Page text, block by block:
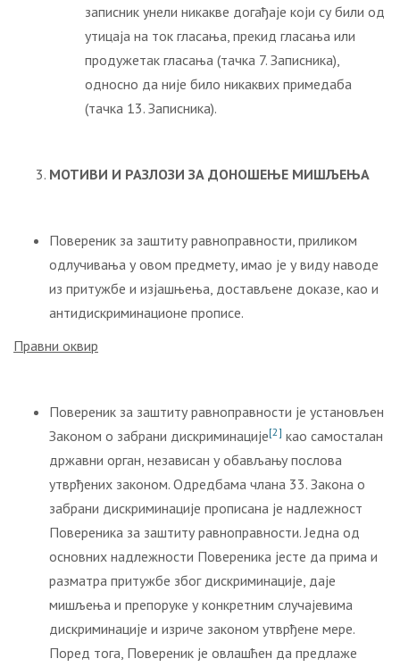
записник унели никакве догађаје који су били од
утицаја на ток гласања, прекид гласања или
продужетак гласања (тачка 7. Записника),
односно да није било никаквих примедаба
(тачка 13. Записника).
МОТИВИ И РАЗЛОЗИ ЗА ДОНОШЕЊЕ МИШЉЕЊА
Повереник за заштиту равноправности, приликом
одлучивања у овом предмету, имао је у виду наводе
из притужбе и изјашњења, достављене доказе, као и
антидискриминационе прописе.
Правни оквир
Повереник за заштиту равноправности је установљен
Законом о забрани дискриминације[2] као самосталан
државни орган, независан у обављању послова
утврђених законом. Одредбама члана 33. Закона о
забрани дискриминације прописана је надлежност
Повереника за заштиту равноправности. Једна од
основних надлежности Повереника јесте да прима и
разматра притужбе због дискриминације, даје
мишљења и препоруке у конкретним случајевима
дискриминације и изриче законом утврђене мере.
Поред тога, Повереник је овлашћен да предлаже